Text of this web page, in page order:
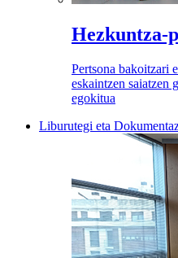
Hezkuntza-
Pertsona bakoitzari
eskaintzen saiatzen
egokitua
Liburutegi eta